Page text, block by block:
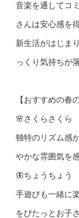
音楽を通してコ
さんは安心感を
新生活がはじま
っくり気持ちが
【おすすめの春
🌸さくらさくら
独特のリズム感
やかな雰囲気を
🦋ちょうちょう
手遊びも一緒に
をぴたっとお子